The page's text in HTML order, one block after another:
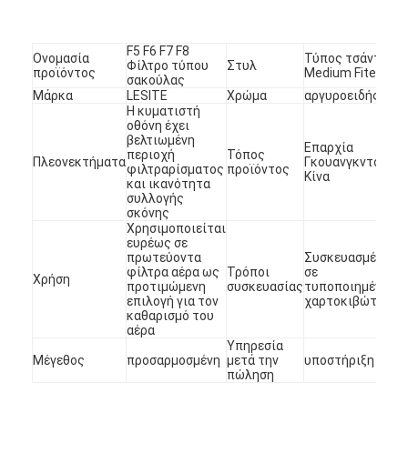
Origami που διπλώνει τη μηχανή
υπερηχητική ράβοντας μηχανή
φίλτρο αέρα Μηχανή κατασκευής πλαισίων
Φίλτρο τσαντών Hepa
Ονομασία
προϊόντος
F5 F6 F7 F8
Φίλτρο τύπου
σακούλας
Στυλ
Τύπος τσάντας
Medium Fiter
Μάρκα
LESITE Χρώμα αργυροειδής
Πλεονεκτήματα
Η κυματιστή
οθόνη έχει
βελτιωμένη
περιοχή
φιλτραρίσματος
και ικανότητα
συλλογής
σκόνης
Τόπος
προϊόντος
Επαρχία
Γκουανγκντόνγκ,
Κίνα
Χρήση
Χρησιμοποιείται
ευρέως σε
πρωτεύοντα
φίλτρα αέρα ως
προτιμώμενη
επιλογή για τον
καθαρισμό του
αέρα
Τρόποι
συσκευασίας
Συσκευασμένο
σε
τυποποιημένο
χαρτοκιβώτιο
Μέγεθος προσαρμοσμένη
Υπηρεσία
μετά την
πώληση
υποστήριξη